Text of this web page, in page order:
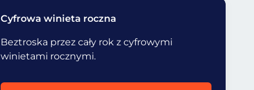
Cyfrowa winieta roczna
Beztroska przez cały rok z cyfrowymi
winietami rocznymi.